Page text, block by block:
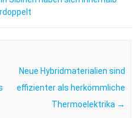
Neue Hybridmaterialien sind
effizienter als herkömmliche
Thermoelektrika →